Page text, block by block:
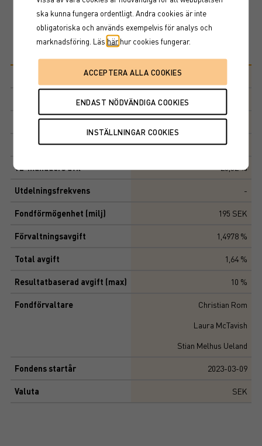
fondandelar.
Morningstar-kategori Branschfond, ny energi
Senaste NAV 2 710,98 SEK
Ändring en dag
12-månaders avk 25,52 %
Utdelningsfrekvens -
Fondförmögenhet (milj) 195 SEK
Förvaltningsavgift 1,4978 %
Total avgift 1,64 %
Resultatbaserad avgift (max) 10 %
Fondförvaltare
Christian Rom
Laura McTavish
Stian Melhus Ueland
Fondens startår 2023-03-09
Valuta SEK
ska kunna fungera ordentligt. Andra cookies är inte
obligatoriska och används exempelvis för analys och
marknadsföring. Läs här hur cookies fungerar.